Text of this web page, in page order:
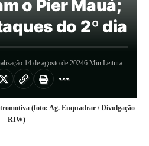
o Píer Mauá;
do 2º dia
14 de agosto de 20246 Min Leitura
(foto: Ag. Enquadrar / Divulgação
RIW)